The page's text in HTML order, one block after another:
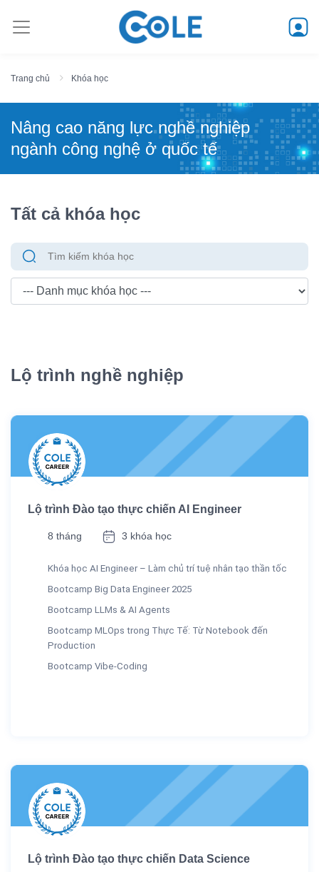
Trang chủ Khóa học
Nâng cao năng lực nghề nghiệp
ngành công nghệ ở quốc tế
Tất cả khóa học
Lộ trình nghề nghiệp
Lộ trình Đào tạo thực chiến AI Engineer
8 tháng 3 khóa học
Khóa học AI Engineer – Làm chủ trí tuệ nhân tạo thần tốc
Bootcamp Big Data Engineer 2025
Bootcamp LLMs & AI Agents
Bootcamp MLOps trong Thực Tế: Từ Notebook đến
Production
Bootcamp Vibe-Coding
Lộ trình Đào tạo thực chiến Data Science